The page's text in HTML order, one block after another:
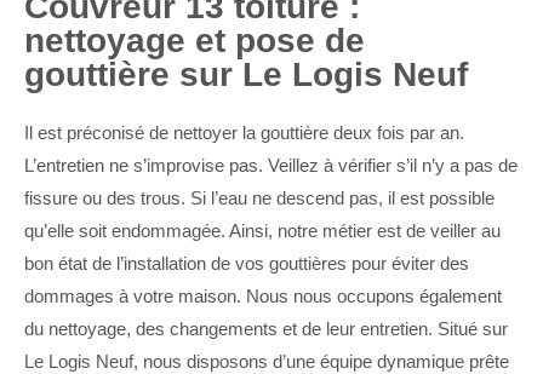
nettoyage et pose de
gouttière sur Le Logis Neuf
Il est préconisé de nettoyer la gouttière deux fois par an.
L’entretien ne s’improvise pas. Veillez à vérifier s’il n’y a pas de
fissure ou des trous. Si l’eau ne descend pas, il est possible
qu’elle soit endommagée. Ainsi, notre métier est de veiller au
bon état de l’installation de vos gouttières pour éviter des
dommages à votre maison. Nous nous occupons également
du nettoyage, des changements et de leur entretien. Situé sur
Le Logis Neuf, nous disposons d’une équipe dynamique prête